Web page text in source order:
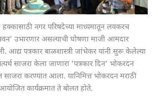
हक्कासाठी नगर परिषदेच्या माध्यमातून लवकरच
उभारणार असल्याची घोषणा माजी आमदार
आद्य पत्रकार बाळशास्त्री जांभेकर यांनी सुरू केलेल्या
साजरा केला जाणारा ‘पत्रकार दिन’ भोकरदन
साजरा करण्यात आला. यानिमित्त भोकरदन मराठी
कार्यक्रमात ते बोलत होते.